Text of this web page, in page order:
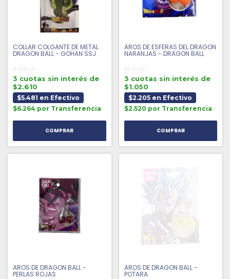
COLLAR COLGANTE DE METAL
DRAGON BALL - GOHAN SSJ
$7.830,00
3 cuotas sin interés de
$2.610
$5.481 en Efectivo
$6.264 por Transferencia
AROS DE ESFERAS DEL DRAGON
NARANJAS - DRAGON BALL
$3.150,00
3 cuotas sin interés de
$1.050
$2.205 en Efectivo
$2.520 por Transferencia
AROS DE DRAGON BALL -
PERLAS ROJAS
AROS DE DRAGON BALL -
POTARA